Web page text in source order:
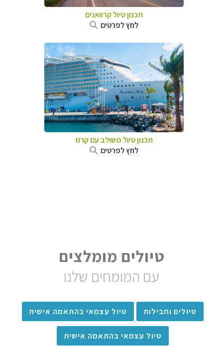
תכנון טיול קרוואנים
לחץ לפרטים
תכנון טיול משולב עם קרוז
לחץ לפרטים
טיולים מומלצים
עם המומחים שלנו
טיולים וחבילות טיול עצמאי בהתאמה אישית
טיול עצמאי בהתאמה אישית